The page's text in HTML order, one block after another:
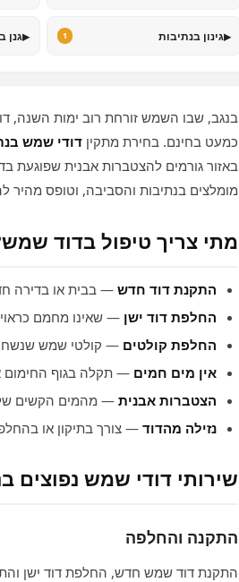
▸גינון בנתיבות 1
▸גנן
בנגב, שבו השמש זורחת רוב ימות השנה,
כמעט בחינם. בחירת מתקין דודי שמש
באזור גורמים להצטברות אבנית שפוגעת
מומלצים בנתיבות והסביבה, וטופס מהיר
מתי צריך טיפול בדוד
התקנת דוד חדש— בבית או בדירה
החלפת דוד ישן — שאינו מחמם
החלפת קולטים — קולטי שמש
אין מים חמים — תקלה בגוף החימום
הצטברות אבנית — מהמים הקשים
נזילה מהדוד — צורך בתיקון או
שירותי דודי שמש נפוצים
התקנה והחלפה
התקנת דוד שמש חדש, החלפת דוד ישן